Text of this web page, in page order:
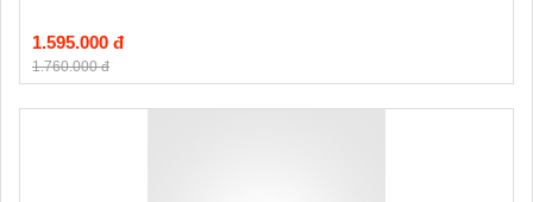
1.595.000 đ
1.760.000 đ